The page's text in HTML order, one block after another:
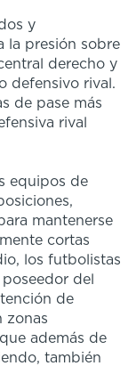
y
la presión sobre
derecho y
defensivo rival.
de pase más
rival
equipos de
mantenerse
cortas
los futbolistas
del
de
zonas
además de
también